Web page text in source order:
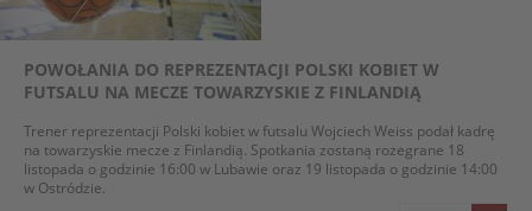
POWOŁANIA DO REPREZENTACJI POLSKI KOBIET W
FUTSALU NA MECZE TOWARZYSKIE Z FINLANDIĄ
Trener reprezentacji Polski kobiet w futsalu Wojciech Weiss podał kadrę
na towarzyskie mecze z Finlandią. Spotkania zostaną rozegrane 18
listopada o godzinie 16:00 w Lubawie oraz 19 listopada o godzinie 14:00
w Ostródzie.